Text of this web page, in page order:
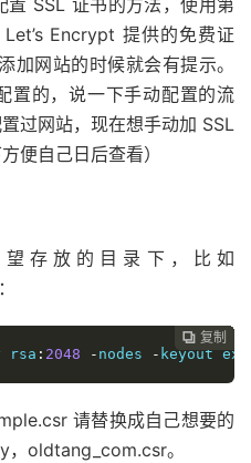
SSL 证书的方法，使用第
Encrypt 提供的免费证
加网站的时候就会有提示。
置的，说一下手动配置的流
过网站，现在想手动加 SSL
便自己日后查看）
存放的目录下，比如
 复制
 复制
 复制
 复制
 复制
 复制
 复制
 复制
 复制
 复制
 复制
 复制
rsa : 2048 - nodes - keyout
请替换成自己想要的
oldtang_com.csr。